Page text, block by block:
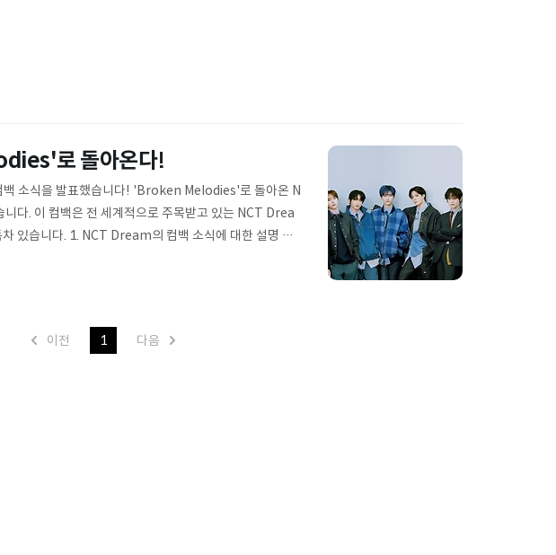
로 돌아온다!
소식을 발표했습니다! 'Broken Melodies'로 돌아온 N
다. 이 컴백은 전 세계적으로 주목받고 있는 NCT Drea
있습니다. 1. NCT Dream의 컴백 소식에 대한 설명 NC
멤버들로 구성되어 있습니다. 그들의 청춘스러운 에너
이전 1 다음